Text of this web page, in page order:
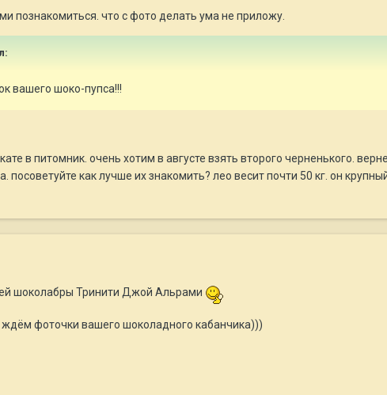
познакомиться. что с фото делать ума не приложу.
вашего шоко-пупса!!!
в питомник. очень хотим в августе взять второго черненького.
как лучше их знакомить? лео весит почти 50 кг. он
шоколабры Тринити Джой Альрами
фоточки вашего шоколадного кабанчика)))